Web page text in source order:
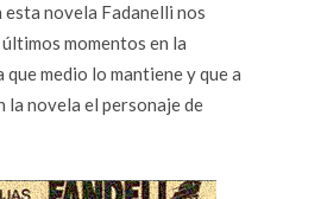
esta novela Fadanelli nos
momentos en la
medio lo mantiene y que a
la novela el personaje de